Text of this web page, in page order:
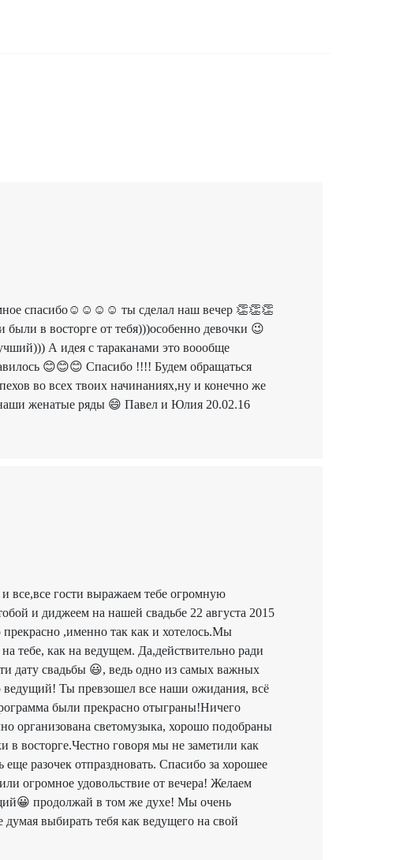
спасибо☺☺☺☺ ты сделал наш вечер 👏👏👏
были в восторге от тебя)))особенно девочки 😉
А идея с тараканами это воообще
😊😊😊 Спасибо !!!! Будем обращаться
во всех твоих начинаниях,ну и конечно же
женатые ряды 😄 Павел и Юлия 20.02.16
гости выражаем тебе огромную
и диджеем на нашей свадьбе 22 августа 2015
,именно так как и хотелось.Мы
тебе, как на ведущем. Да,действительно ради
дату свадьбы 😃, ведь одно из самых важных
ведущий! Ты превзошел все наши ожидания, всё
были прекрасно отыграны!Ничего
организована светомузыка, хорошо подобраны
восторге.Честно говоря мы не заметили как
еще разочек отпраздновать. Спасибо за хорошее
огромное удовольствие от вечера! Желаем
продолжай в том же духе! Мы очень
выбирать тебя как ведущего на свой